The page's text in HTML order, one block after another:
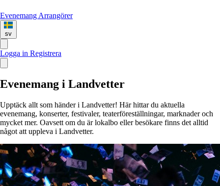
Evenemang Arrangörer
sv
Logga in Registrera
Evenemang i Landvetter
Upptäck allt som händer i Landvetter! Här hittar du aktuella
evenemang, konserter, festivaler, teaterföreställningar, marknader och
mycket mer. Oavsett om du är lokalbo eller besökare finns det alltid
något att uppleva i Landvetter.